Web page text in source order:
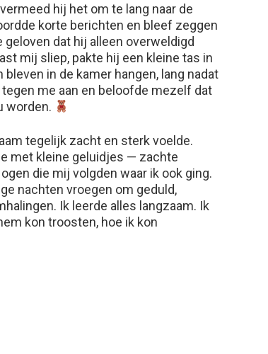
hij het om te lang naar de
korte berichten en bleef zeggen
dat hij alleen overweldigd
mij sliep, pakte hij een kleine tas in
bleven in de kamer hangen, lang nadat
me aan en beloofde mezelf dat
worden.
tegelijk zacht en sterk voelde.
met kleine geluidjes — zachte
die mij volgden waar ik ook ging.
nachten vroegen om geduld,
Ik leerde alles langzaam. Ik
kon troosten, hoe ik kon